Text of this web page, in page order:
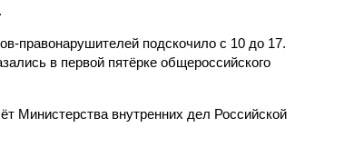
правонарушителей подскочило с 10 до 17.
в первой пятёрке общероссийского
Министерства внутренних дел Российской